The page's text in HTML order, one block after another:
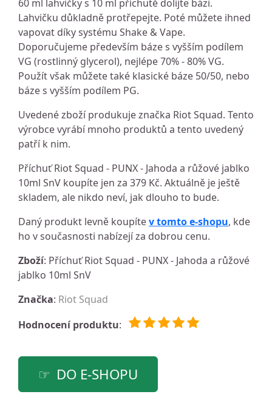
60 ml lahvičky s 10 ml příchutě dolijte bázi.
Lahvičku důkladně protřepejte. Poté můžete ihned
vapovat díky systému Shake & Vape.
Doporučujeme především báze s vyšším podílem
VG (rostlinný glycerol), nejlépe 70% - 80% VG.
Použít však můžete také klasické báze 50/50, nebo
báze s vyšším podílem PG.
Uvedené zboží produkuje značka Riot Squad. Tento
výrobce vyrábí mnoho produktů a tento uvedený
patří k nim.
Příchuť Riot Squad - PUNX - Jahoda a růžové jablko
10ml SnV koupíte jen za 379 Kč. Aktuálně je ještě
skladem, ale nikdo neví, jak dlouho to bude.
Daný produkt levně koupítev tomto e-shopu, kde
ho v současnosti nabízejí za dobrou cenu.
Zboží: Příchuť Riot Squad - PUNX - Jahoda a růžové
jablko 10ml SnV
Značka: Riot Squad
Hodnocení produktu:
DO E-SHOPU